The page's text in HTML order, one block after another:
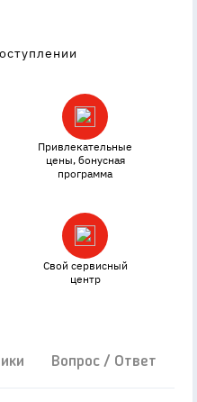
Привлекательные
цены, бонусная
программа
Свой сервисный
центр
Вопрос / Ответ